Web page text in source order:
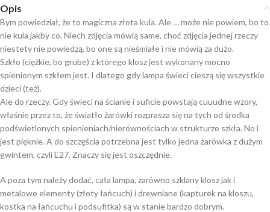
Opis
Bym powiedział, że to magiczna złota kula. Ale … może nie powiem, bo to
nie kula jakby co. Niech zdjęcia mówią same, choć zdjęcia jednej rzeczy
niestety nie powiedzą, bo one są nieśmiałe i nie mówią za dużo.
Szkło (ciężkie, bo grube) z którego klosz jest wykonany mocno
spienionym szkłem jest. I dlatego gdy lampa świeci cieszą się wszystkie
dzieci (też).
Ale do rzeczy. Gdy świeci na ścianie i suficie powstają cuuudne wzory,
właśnie przez to, że światło żarówki rozprasza się na tych od środka
podświetlonych spienieniach/nierównościach w strukturze szkła. No i
jest pięknie. A do szczęścia potrzebna jest tylko jedna żarówka z dużym
gwintem, czyli E27. Znaczy się jest oszczędnie.
A poza tym należy dodać, cała lampa, zarówno szklany klosz jak i
metalowe elementy (złoty łańcuch) i drewniane (kapturek na kloszu,
kostka na łańcuchu i podsufitka) są w stanie bardzo dobrym.